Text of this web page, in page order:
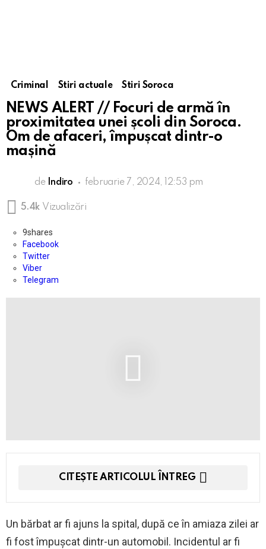
Criminal Stiri actuale Stiri Soroca
NEWS ALERT // Focuri de armă în
proximitatea unei școli din Soroca.
Om de afaceri, împușcat dintr-o
mașină
de Indiro februarie 7, 2024, 12:53 pm
5.4k Vizualizări
9shares
Facebook
Twitter
Viber
Telegram
CITEȘTE ARTICOLUL ÎNTREG
Un bărbat ar fi ajuns la spital, după ce în amiaza zilei ar
fi fost împușcat dintr-un automobil. Incidentul ar fi